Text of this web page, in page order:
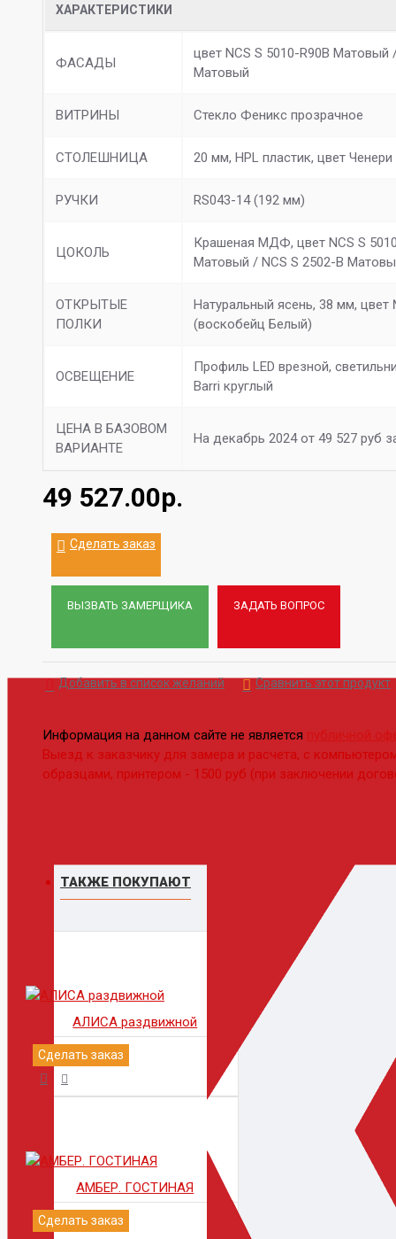
ХАРАКТЕРИСТИКИ
ФАСАДЫ
цвет NCS S 5010-R90B Матовый
Матовый
ВИТРИНЫ Стекло Феникс прозрачное
СТОЛЕШНИЦА 20 мм, HPL пластик, цвет Ченери
РУЧКИ RS043-14 (192 мм)
ЦОКОЛЬ
Крашеная МДФ, цвет NCS S
Матовый / NCS S 2502-B
ОТКРЫТЫЕ
ПОЛКИ
Натуральный ясень, 38 мм, цвет
(воскобейц Белый)
ОСВЕЩЕНИЕ
Профиль LED врезной,
Barri круглый
ЦЕНА В БАЗОВОМ
ВАРИАНТЕ
На декабрь 2024 от 49 527 руб
49 527.00р.
Сделать заказ
ВЫЗВАТЬ ЗАМЕРЩИКА ЗАДАТЬ ВОПРОС
Добавить в список желаний Сравнить этот продукт
Информация на данном сайте не является публичной
Выезд к заказчику для замера и расчета, с
образцами, принтером - 1500 руб (при заключении
ТАКЖЕ ПОКУПАЮТ
АЛИСА раздвижной
Сделать заказ
АМБЕР. ГОСТИНАЯ
Сделать заказ